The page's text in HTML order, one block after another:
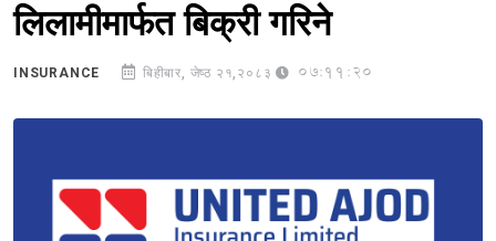
लिलामीमार्फत बिक्री गरिने
INSURANCE बिहीबार, जेष्ठ २१,२०८३ 07:11:20